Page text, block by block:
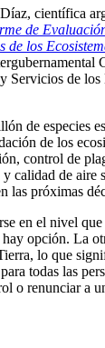
científica
de
de los
Servicios de los
de especies
de los
control de
calidad de aire
las próximas
en el nivel
opción. La
lo que
todas las
o renunciar a